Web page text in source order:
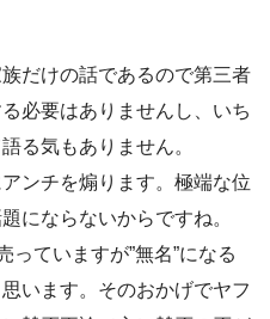
だけの話であるので第三者
必要はありませんし、いち
る気もありません。
ンチを煽ります。極端な位
にならないからですね。
っていますが”無名”になる
います。そのおかげでヤフ